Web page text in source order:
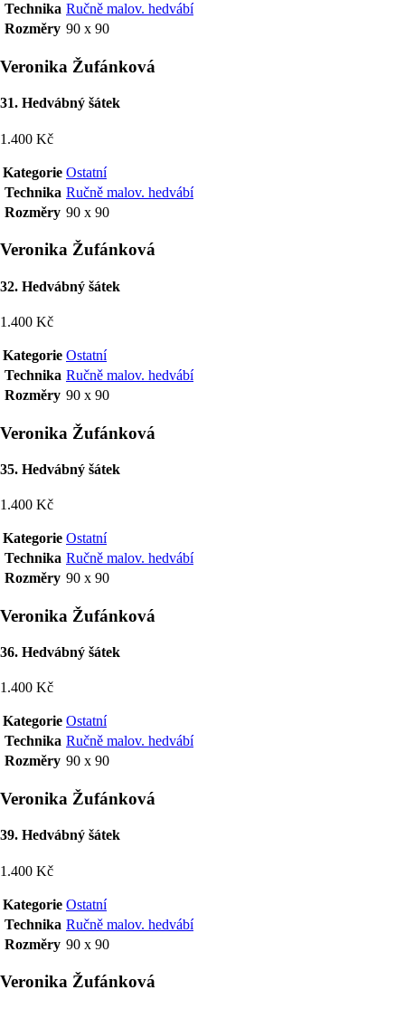
Technika Ručně malov. hedvábí
Rozměry 90 x 90
Veronika Žufánková
31. Hedvábný šátek
1.400 Kč
Kategorie Ostatní
Technika Ručně malov. hedvábí
Rozměry 90 x 90
Veronika Žufánková
32. Hedvábný šátek
1.400 Kč
Kategorie Ostatní
Technika Ručně malov. hedvábí
Rozměry 90 x 90
Veronika Žufánková
35. Hedvábný šátek
1.400 Kč
Kategorie Ostatní
Technika Ručně malov. hedvábí
Rozměry 90 x 90
Veronika Žufánková
36. Hedvábný šátek
1.400 Kč
Kategorie Ostatní
Technika Ručně malov. hedvábí
Rozměry 90 x 90
Veronika Žufánková
39. Hedvábný šátek
1.400 Kč
Kategorie Ostatní
Technika Ručně malov. hedvábí
Rozměry 90 x 90
Veronika Žufánková